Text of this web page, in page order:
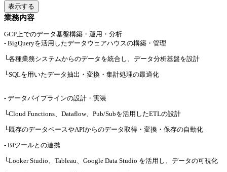
表示する
業務内容
GCP上でのデータ基盤構築・運用・分析
- BigQueryを活用したデータウェアハウスの構築・管理
└各種業務システムからのデータを統合し、データ分析基盤を設計
└SQLを用いたデータ抽出・変換・集計処理の最適化
- データパイプラインの設計・実装
└Cloud Functions、Dataflow、Pub/Subを活用したETLの設計
└既存のデータベースやAPIからのデータ取得・変換・保存の自動化
- BIツールとの連携
└Looker Studio、Tableau、Google Data Studio を活用し、データの可視化